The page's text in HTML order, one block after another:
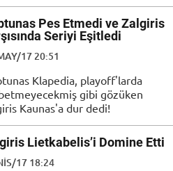
Pes Etmedi ve Zalgiris
Seriyi Eşitledi
17 20:51
Klapedia, playoff'larda
gibi gözüken
Kaunas'a dur dedi!
Lietkabelis’i Domine Etti
17 18:24